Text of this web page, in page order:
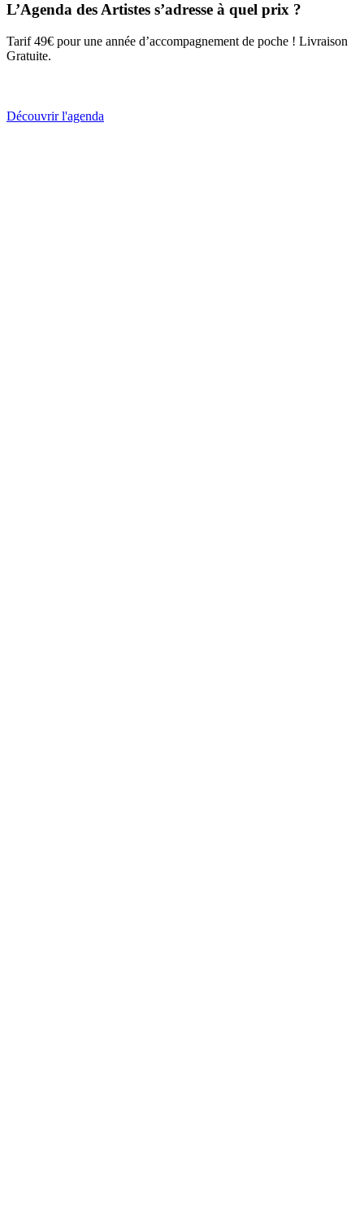
L’Agenda des Artistes s’adresse à quel prix ?
Tarif 49€ pour une année d’accompagnement de poche ! Livraison
Gratuite.
Découvrir l'agenda